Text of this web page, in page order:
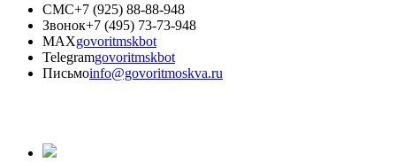
СМС+7 (925) 88-88-948
Звонок+7 (495) 73-73-948
MAXgovoritmskbot
Telegramgovoritmskbot
Письмоinfo@govoritmoskva.ru